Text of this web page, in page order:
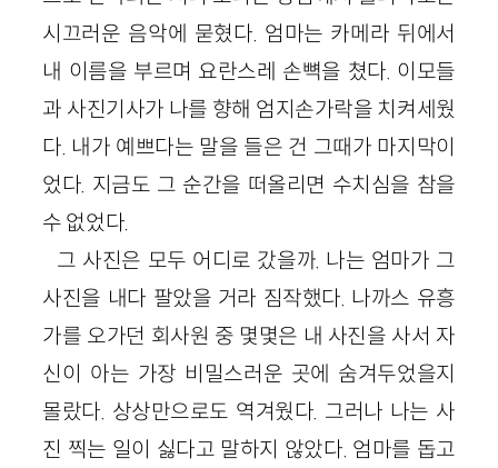
시끄러운 음악에 묻혔다. 엄마는 카메라 뒤에서
내 이름을 부르며 요란스레 손뼉을 쳤다. 이모들
과 사진기사가 나를 향해 엄지손가락을 치켜세웠
다. 내가 예쁘다는 말을 들은 건 그때가 마지막이
었다. 지금도 그 순간을 떠올리면 수치심을 참을
수 없었다.
그 사진은 모두 어디로 갔을까. 나는 엄마가 그
사진을 내다 팔았을 거라 짐작했다. 나까스 유흥
가를 오가던 회사원 중 몇몇은 내 사진을 사서 자
신이 아는 가장 비밀스러운 곳에 숨겨두었을지
몰랐다. 상상만으로도 역겨웠다. 그러나 나는 사
진 찍는 일이 싫다고 말하지 않았다. 엄마를 돕고